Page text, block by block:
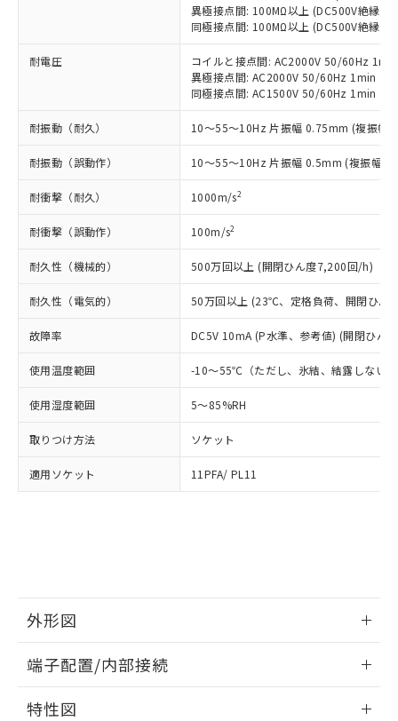
異極接点間: 100MΩ以上 (DC500V絶縁抵
同極接点間: 100MΩ以上 (DC500V絶縁抵
耐電圧
コイルと接点間: AC2000V 50/60Hz 1min
異極接点間: AC2000V 50/60Hz 1min
同極接点間: AC1500V 50/60Hz 1min
耐振動（耐久） 10～55～10Hz 片振幅 0.75mm (複振幅
耐振動（誤動作） 10～55～10Hz 片振幅 0.5mm (複振幅
耐衝撃（耐久） 1000m/s2
耐衝撃（誤動作） 100m/s2
耐久性（機械的） 500万回以上 (開閉ひん度7,200回/h)
耐久性（電気的） 50万回以上 (23℃、定格負荷、開閉ひん
故障率 DC5V 10mA (P水準、参考値) (開閉ひん
使用温度範囲 -10～55℃（ただし、氷結、結露しない
使用湿度範囲 5～85%RH
取りつけ方法 ソケット
適用ソケット 11PFA/ PL11
外形図
外形図
端子配置/内部接続
特性図
記載している更新日時点での社内デー
タに基づき作成されるものであり、閲
覧された時点での実際の在庫および標
準価格とは異なる場合があることをご
了承ください。
正式な納期状況および標準価格はお客
様のお取引先、またはお客様担当のオ
ムロン制御機器販売店・当社販売員に
ご相談ください。
オムロン制御機器販売店や当社販売拠
販売ネットワーク
ください。
在庫状況および標準価格結果を当社の
事前の承諾なく第三者に漏洩または開
示しないようお願いします。
マイパーツ機能（部品リスト作成サー
ビス）をご利用いただくには、I-Web
メンバーズにご登録されている必要が
お客様が当ウェブサイト上で当社にご
登録された部品リストについて、当社
および当社の共同利用者が、当社の製
引・商談に必要な範囲で利用すること
をご了承ください。
※当社の共同利用者とは、
*EU RoHS指令（10物質）：
鉛(Pb) 1000ppm以下、 水銀(Hg) 1000ppm以下、 カド
ミウム(Cd) 100ppm以下、
六価クロム(Cr(Ⅵ)) 1000ppm以下、ポリ臭化ビフェニル
類(PBB) 1000ppm以下、ポリ臭化ジフェニルエーテル類
(PBDE) 1000ppm以下、フタル酸ビス(2-エチルヘキシ
ル) (DEHP)(別名：DOP) 1000ppm以下、フタル酸ブチ
ルベンジル（BBP） 1000ppm以下、フタル酸ジブチル
（DBP） 1000ppm以下、フタル酸ジイソブチル
但し、RoHS指令で産業用監視および制御機器に対する
フタル酸エステル類の４物質については閾値を超える意
図的な使用がないことを確認しています。
月が前後することがあります。
※3 非含有証明書ダウンロード
下記の非含有証明書をダウンロードするこ
とができます。
EU RoHS指令（10物質）の非含有証明書
51物質の非含有証明書（当社基準）
欄に対応日を記載しておりました。
既に当社にて対応品への在庫切替を完了
していることから、特段のことがない限
り、2022年1月12日より割愛しておりま
す。
*中国RoHS10物質の基準値 (GB/T26572)：
Pb(鉛) :1000ppm、 Hg(水銀) : 1000ppm、 Cd(カドミウ
Cr(Ⅵ)(六価クロム) : 1000ppm、 PBBs(ポリ臭化ビフェ
ニル類) : 1000ppm、 PBDEs(ポリ臭化ジフェニルエーテ
DBP(フタル酸ジブチル) : 1000ppm、 DIBP(フタル酸ジ
イソブチル) : 1000ppm、 BBP(フタル酸ブチルベンジ
DEHP(フタル酸ビス(2-エチルヘキシル)) : 1000ppm
※2 環境保護使用期限
「ｅ」：有害物質（10物質）のすべてが基
準値以下であることを示します。
質が外部に漏えいし、環境に深刻な影響を
及ぼさない年数を意味します。
「－」：未確認です。当社販売部門へお問
い合わせください。
（以下｢規制貨物等」という）を輸出
または国外への提供する場合は、日本
可)を取得するなどの必要な手続きを
当社は規制貨物を破棄する場合は、完
全に破砕するなど、違法に輸出されな
いよう必要な手段を講じます。
当社は貴社製品を、核兵器、ミサイ
ル、化学兵器、生物兵器またはその他
武器並びにこれらの製造装置等に一切
使用いたしません。
当社は、貴社製品を第三者に販売する
該第三者に通知します。また当社は、
販売先および販売に係わる関係者が違
法に輸出するおそれがある場合は、取
り引きをいたしません。
一定数以上の在庫あり
一定数には満たないが在庫あり
在庫なし(最新の在庫状況につ
いては、お客様のお取引先、ま
たはお客様担当のオムロン制御
機器販売店・当社販売員にご確
認ください)
空
受注生産機種、また在庫状況の
情報を公開していない機種